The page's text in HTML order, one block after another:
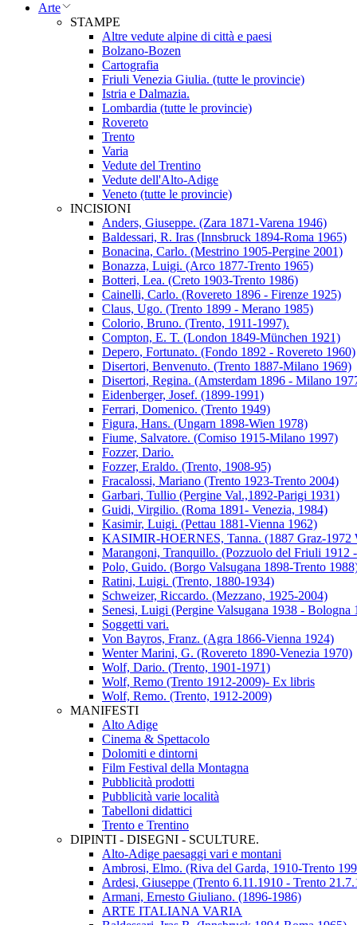
Arte
STAMPE
Altre vedute alpine di città e paesi
Bolzano-Bozen
Cartografia
Friuli Venezia Giulia. (tutte le provincie)
Istria e Dalmazia.
Lombardia (tutte le provincie)
Rovereto
Trento
Varia
Vedute del Trentino
Vedute dell'Alto-Adige
Veneto (tutte le provincie)
INCISIONI
Anders, Giuseppe. (Zara 1871-Varena 1946)
Baldessari, R. Iras (Innsbruck 1894-Roma 1965)
Bonacina, Carlo. (Mestrino 1905-Pergine 2001)
Bonazza, Luigi. (Arco 1877-Trento 1965)
Botteri, Lea. (Creto 1903-Trento 1986)
Cainelli, Carlo. (Rovereto 1896 - Firenze 1925)
Claus, Ugo. (Trento 1899 - Merano 1985)
Colorio, Bruno. (Trento, 1911-1997).
Compton, E. T. (London 1849-München 1921)
Depero, Fortunato. (Fondo 1892 - Rovereto 1960)
Disertori, Benvenuto. (Trento 1887-Milano 1969)
Disertori, Regina. (Amsterdam 1896 - Milano
Eidenberger, Josef. (1899-1991)
Ferrari, Domenico. (Trento 1949)
Figura, Hans. (Ungarn 1898-Wien 1978)
Fiume, Salvatore. (Comiso 1915-Milano 1997)
Fozzer, Dario.
Fozzer, Eraldo. (Trento, 1908-95)
Fracalossi, Mariano (Trento 1923-Trento 2004)
Garbari, Tullio (Pergine Val.,1892-Parigi 1931)
Guidi, Virgilio. (Roma 1891- Venezia, 1984)
Kasimir, Luigi. (Pettau 1881-Vienna 1962)
KASIMIR-HOERNES, Tanna. (1887 Graz-1972
Marangoni, Tranquillo. (Pozzuolo del Friuli 1912
Polo, Guido. (Borgo Valsugana 1898-Trento
Ratini, Luigi. (Trento, 1880-1934)
Schweizer, Riccardo. (Mezzano, 1925-2004)
Senesi, Luigi (Pergine Valsugana 1938 - Bologna
Soggetti vari.
Von Bayros, Franz. (Agra 1866-Vienna 1924)
Wenter Marini, G. (Rovereto 1890-Venezia 1970)
Wolf, Dario. (Trento, 1901-1971)
Wolf, Remo (Trento 1912-2009)- Ex libris
Wolf, Remo. (Trento, 1912-2009)
MANIFESTI
Alto Adige
Cinema & Spettacolo
Dolomiti e dintorni
Film Festival della Montagna
Pubblicità prodotti
Pubblicità varie località
Tabelloni didattici
Trento e Trentino
DIPINTI - DISEGNI - SCULTURE.
Alto-Adige paesaggi vari e montani
Ambrosi, Elmo. (Riva del Garda, 1910-Trento
Ardesi, Giuseppe (Trento 6.11.1910 - Trento
Armani, Ernesto Giuliano. (1896-1986)
ARTE ITALIANA VARIA